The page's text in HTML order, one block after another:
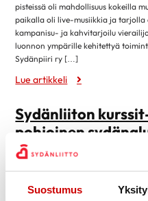
Suostumus
kesäkuu 2024
maaliskuu 2024
helmikuu 2024
lokakuu 2023
elokuu 2023
kesäkuu 2023
pisteissä oli mahdollisuus kokeilla
paikalla oli live-musiikkia ja
kampanisu- ja kahvitarjoilu
luonnon ympärille kehitettyä
Sydänpiiri ry […]
Lue artikkeli
Sydänliiton
pohjoinen
2022
Sydänsairauden kanssa ei tarvitse
Sydänliiton kurssit sopivat sinulle,